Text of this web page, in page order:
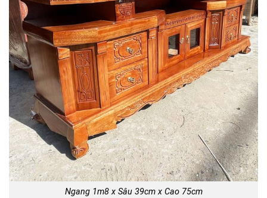
Ngang 1m8 x Sâu 39cm x Cao 75cm